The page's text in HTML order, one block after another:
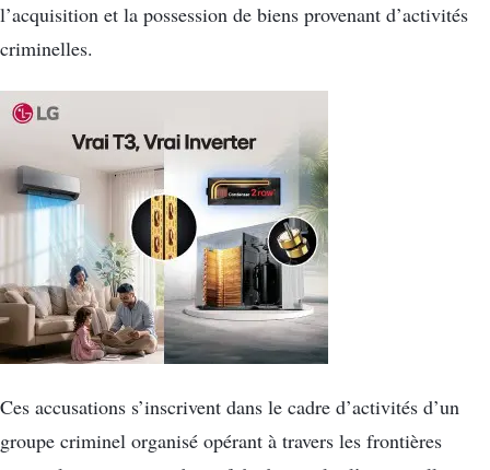
l’acquisition et la possession de biens provenant d’activités
criminelles.
Ces accusations s’inscrivent dans le cadre d’activités d’un
groupe criminel organisé opérant à travers les frontières